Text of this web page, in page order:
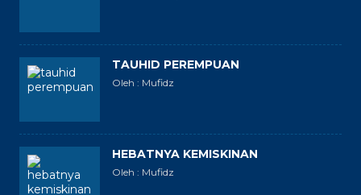
TAUHID PEREMPUAN
Oleh : Mufidz
HEBATNYA KEMISKINAN
Oleh : Mufidz